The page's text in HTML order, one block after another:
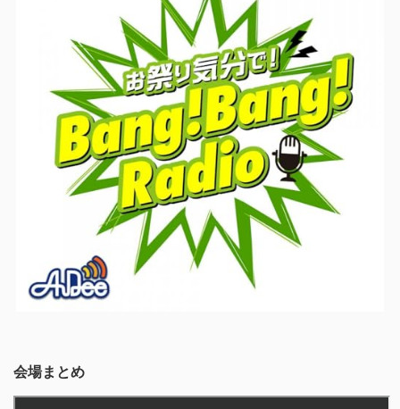
会場まとめ